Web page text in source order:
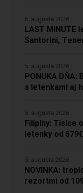
LAST MINUTE
Santorini,
6. augusta 2026
PONUKA
s letenkami aj
5. augusta 2026
Filipíny: Tisíce
letenky od
5. augusta 2026
NOVINKA:
rezortmi od
5. augusta 2026